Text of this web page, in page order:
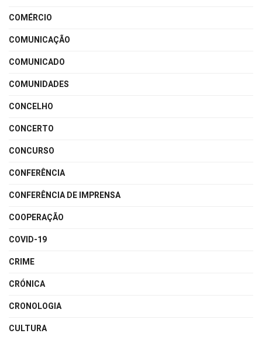
COMÉRCIO
COMUNICAÇÃO
COMUNICADO
COMUNIDADES
CONCELHO
CONCERTO
CONCURSO
CONFERÊNCIA
CONFERÊNCIA DE IMPRENSA
COOPERAÇÃO
COVID-19
CRIME
CRÓNICA
CRONOLOGIA
CULTURA